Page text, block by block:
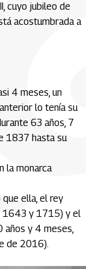
cuyo jubileo de
acostumbrada a
4 meses, un
lo tenía su
63 años, 7
1837 hasta su
la monarca
ella, el rey
1643 y 1715) y el
años y 4 meses,
de 2016).